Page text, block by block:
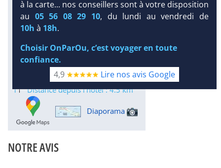
DEMANDE
30 °C 178 mm
29 °C
Infos plages :
Dist.Distance
10 km
Équipement :
Tx:29 % Tx :18 %
Infos golfs :
1 Distance depuis l'hôtel : 4.5 km
Diaporama
NOTRE AVIS
à la carte... nos conseillers sont à votre disposition
au 05 56 08 29 10, du lundi au vendredi de
10h à 18h.
Choisir OnParOu, c’est voyager en toute
confiance.
4,9
Lire nos avis Google